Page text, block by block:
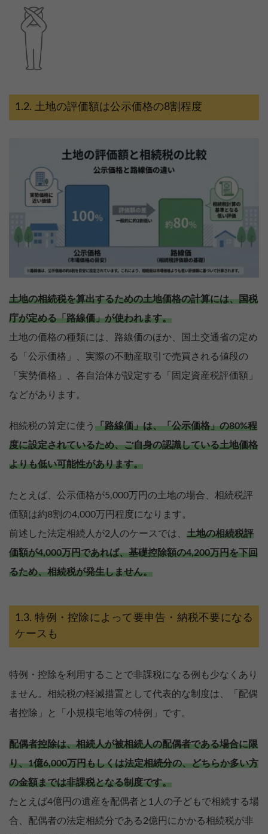
土地の評価額は公示価格の8割程度
土地の相続税を算出するための土地価格の計算には、国税
庁が定める「路線価」が使われます。
土地の価格の種類には、路線価のほか、国土交通省の定め
る「公示価格」、実際の不動産取引で売買される値段の
「実勢価格」、各自治体が設定する「固定資産税評価額」
などがあります。
相続税の算定に使う 「路線価」は、「公示価格」の80%程
度に設定されているため、ご自身の認識している土地価格
よりも低い可能性があります。
たとえば、公示価格が5,000万円の土地の場合、相続税評
価額は約8割の4,000万円程度になります。
前述した法定相続人が2人のケースでは、 土地の相続税評
価額が4,000万円であれば、基礎控除額の4,200万円を下回
るため、相続税が発生しません。
特例・控除によって要申告・納税不要になる
ケースも
特例・控除を利用することで非課税になる例も少なくあり
ません。相続税の軽減措置として代表的な制度は、「配偶
者控除」と「小規模宅地等の特例」です。
配偶者控除は、相続人が被相続人の配偶者である場合に限
り、1億6,000万円もしくは法定相続分の、どちらか多い方
の金額までは非課税となる制度です。
たとえば4億円の遺産を配偶者と1人の子どもで相続する場
合、配偶者の法定相続分である2億円にかかる相続税が非